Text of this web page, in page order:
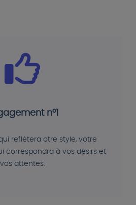
n°1
reflétera otre style, votre
correspondra à vos désirs et
vos attentes.